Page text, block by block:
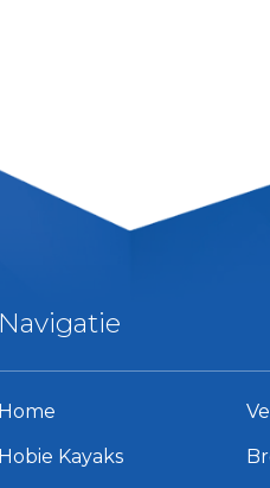
Navigatie
Home
Hobie Kayaks